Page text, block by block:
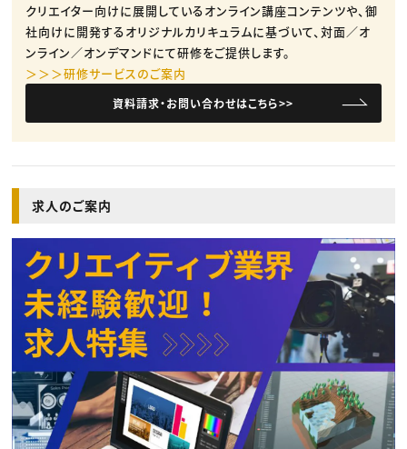
クリエイター向けに展開しているオンライン講座コンテンツや、御
社向けに開発するオリジナルカリキュラムに基づいて、対面／オ
ンライン／オンデマンドにて研修をご提供します。
＞＞＞研修サービスのご案内
資料請求・お問い合わせはこちら>>
求人のご案内